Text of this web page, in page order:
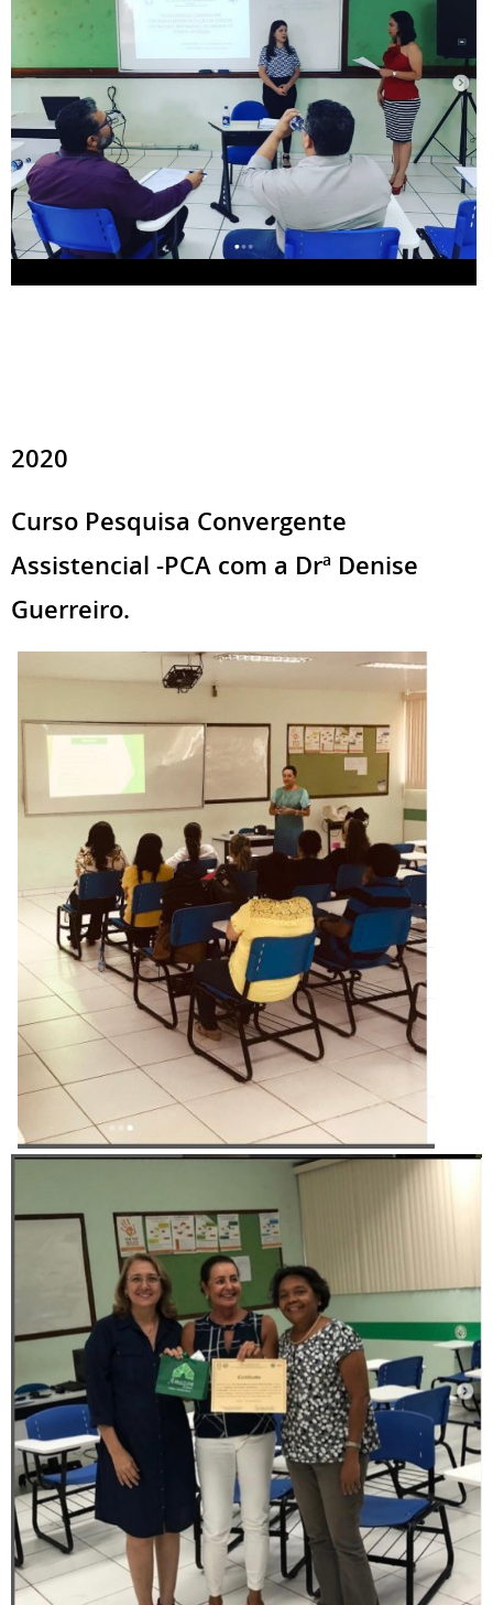
2020
Curso Pesquisa Convergente
Assistencial -PCA com a Drª Denise
Guerreiro.